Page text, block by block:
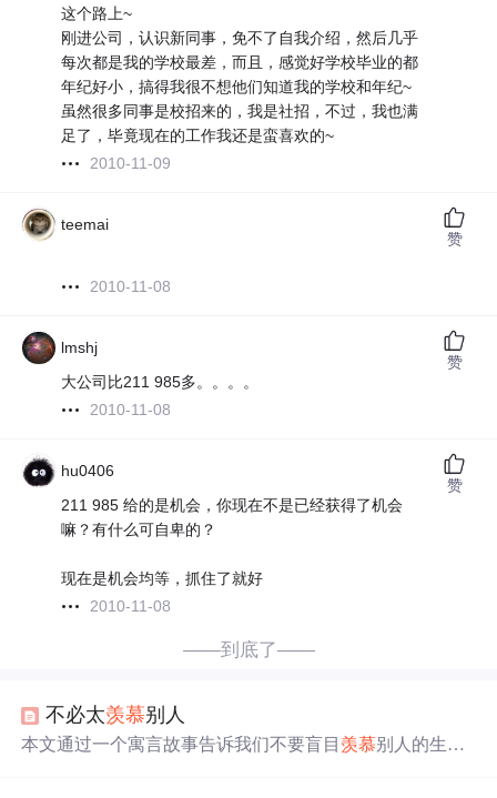
这个路上~
刚进公司，认识新同事，免不了自我介绍，然后几乎
每次都是我的学校最差，而且，感觉好学校毕业的都
年纪好小，搞得我很不想他们知道我的学校和年纪~
虽然很多同事是校招来的，我是社招，不过，我也满
足了，毕竟现在的工作我还是蛮喜欢的~
2010-11-09
teemai
2010-11-08
赞
lmshj
大公司比211 985多。。。。
2010-11-08
赞
hu0406
211 985 给的是机会，你现在不是已经获得了机会
嘛？有什么可自卑的？
现在是机会均等，抓住了就好
2010-11-08
赞
——到底了——
不必太羡慕别人
本文通过一个寓言故事告诉我们不要盲目 羡慕别人的生